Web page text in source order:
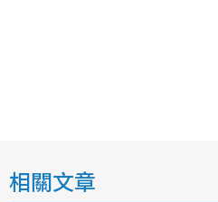
相關文章